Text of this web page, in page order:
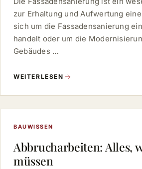
zur Erhaltung und Aufwertung
sich um die Fassadensanierung
handelt oder um die
Gebäudes …
WEITERLESEN
BAUWISSEN
Abbrucharbeiten: Alles,
müssen